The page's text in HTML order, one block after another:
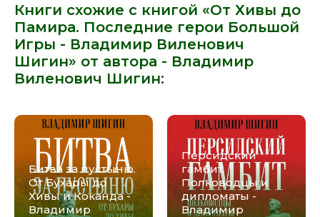
Книги схожие с книгой «От Хивы до
Памира. Последние герои Большой
Игры - Владимир Виленович
Шигин» от автора - Владимир
Виленович Шигин:
Битва за пустыню.
От Бухары до
Хивы и Коканда -
Владимир
Персидский
гамбит.
Полководцы и
дипломаты -
Владимир